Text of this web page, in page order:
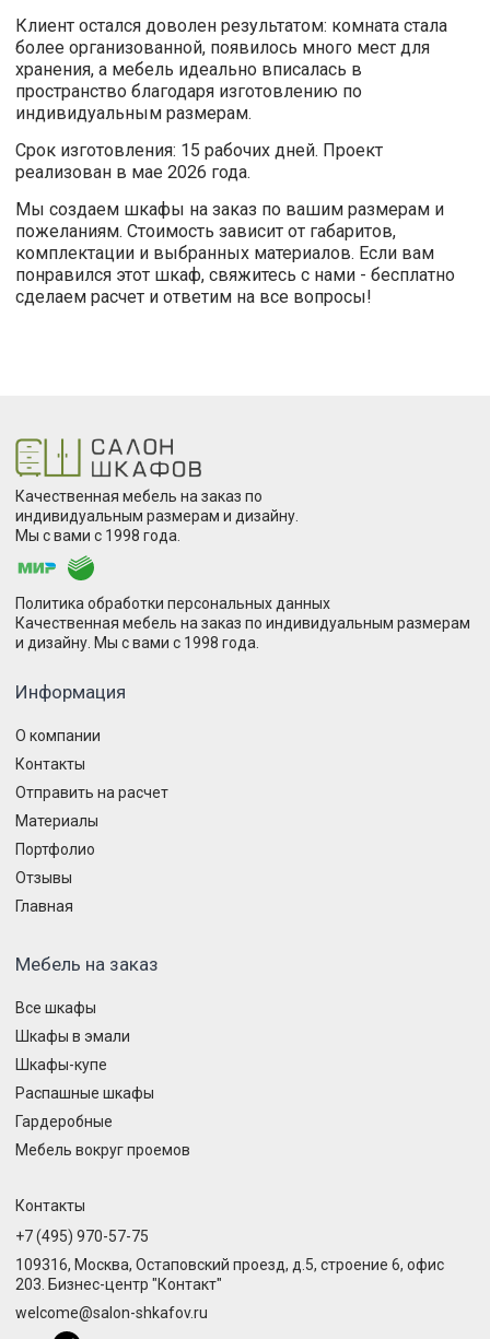
Клиент остался доволен результатом: комната стала
более организованной, появилось много мест для
хранения, а мебель идеально вписалась в
пространство благодаря изготовлению по
индивидуальным размерам.
Срок изготовления: 15 рабочих дней. Проект
реализован в мае 2026 года.
Мы создаем шкафы на заказ по вашим размерам и
пожеланиям. Стоимость зависит от габаритов,
комплектации и выбранных материалов. Если вам
понравился этот шкаф, свяжитесь с нами - бесплатно
сделаем расчет и ответим на все вопросы!
Качественная мебель на заказ по
индивидуальным размерам и дизайну.
Мы с вами с 1998 года.
Политика обработки персональных данных
Качественная мебель на заказ по индивидуальным размерам
и дизайну. Мы с вами с 1998 года.
Информация
О компании
Контакты
Отправить на расчет
Материалы
Портфолио
Отзывы
Главная
Мебель на заказ
Все шкафы
Шкафы в эмали
Шкафы-купе
Распашные шкафы
Гардеробные
Мебель вокруг проемов
Контакты
+7 (495) 970-57-75
109316, Москва, Остаповский проезд, д.5, строение 6, офис
203. Бизнес-центр "Контакт"
welcome@salon-shkafov.ru